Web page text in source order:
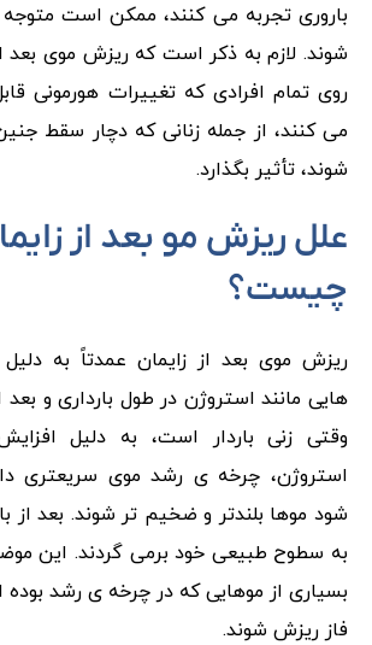
باروری تجربه می کنند، ممکن است
شوند. لازم به ذکر است که ریزش موی بعد
روی تمام افرادی که تغییرات هورمونی
می کنند، از جمله زنانی که دچار سقط
شوند، تأثیر بگذارد.
علل ریزش مو بعد از
چیست؟
ریزش موی بعد از زایمان عمدتاً به
هایی مانند استروژن در طول بارداری و
وقتی زنی باردار است، به دلیل
استروژن، چرخه ی رشد موی سریعتری
شود موها بلندتر و ضخیم تر شوند. بعد از
به سطوح طبیعی خود برمی گردند. این
بسیاری از موهایی که در چرخه ی رشد بوده
فاز ریزش شوند.